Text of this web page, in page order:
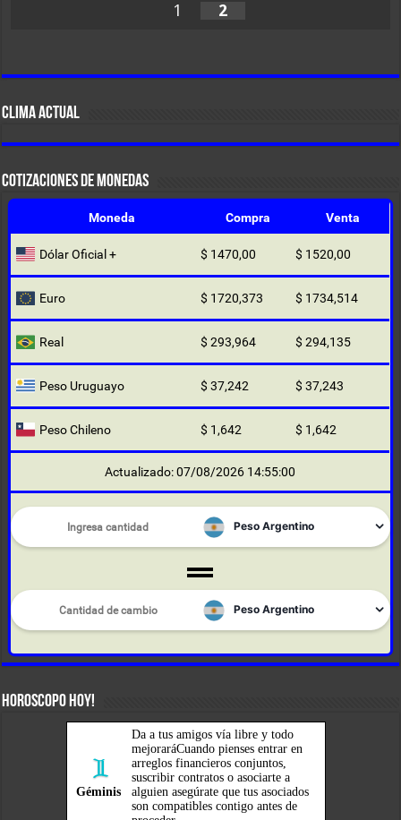
1 2
CLIMA ACTUAL
COTIZACIONES DE MONEDAS
Moneda Compra Venta
Dólar Oficial + $ 1470,00 $ 1520,00
Euro $ 1720,373 $ 1734,514
Real $ 293,964 $ 294,135
Peso Uruguayo $ 37,242 $ 37,243
Peso Chileno $ 1,642 $ 1,642
Actualizado: 07/08/2026 14:55:00
HOROSCOPO HOY!